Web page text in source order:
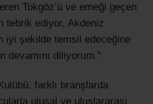
Tokgöz’ü ve emeği geçen
tebrik ediyor, Akdeniz
iyi şekilde temsil edeceğine
devamını diliyorum.”
farklı branşlarda
ulusal ve uluslararası